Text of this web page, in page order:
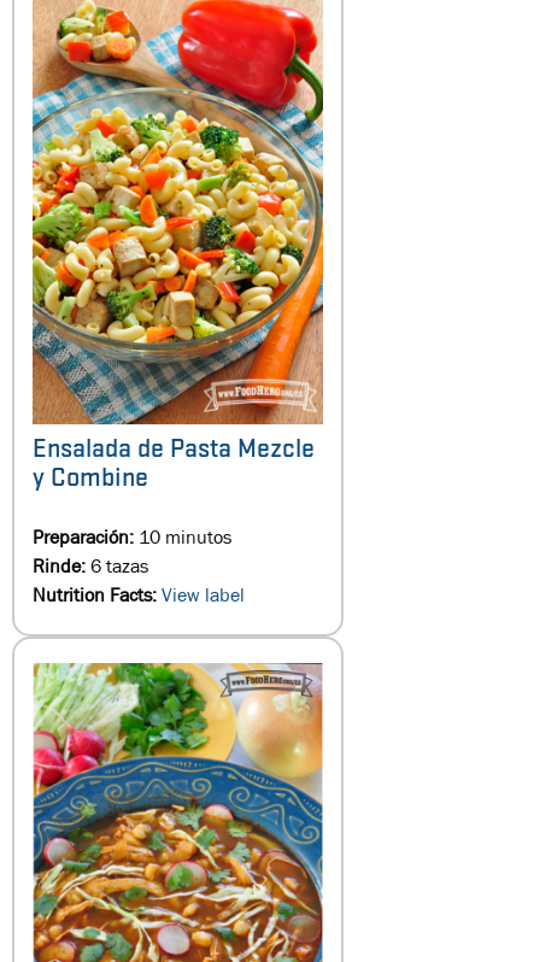
Ensalada de Pasta Mezcle
y Combine
Preparación: 10 minutos
Rinde:6 tazas
Nutrition Facts:View label